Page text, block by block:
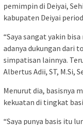
pemimpin di Deiyai,
kabupaten Deiyai
“Saya sangat yakin
adanya dukungan dari
simpatisan lainnya.
Albertus Adii, ST, M.Si,
Menurut dia, basisnya
kekuatan di tingkat
“Saya punya basis itu